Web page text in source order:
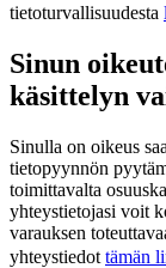
tietoturvallisuudesta
Sinun
käsittelyn
Sinulla on oikeus
tietopyynnön
toimittavalta
yhteystietojasi voit
varauksen
yhteystiedot tämän